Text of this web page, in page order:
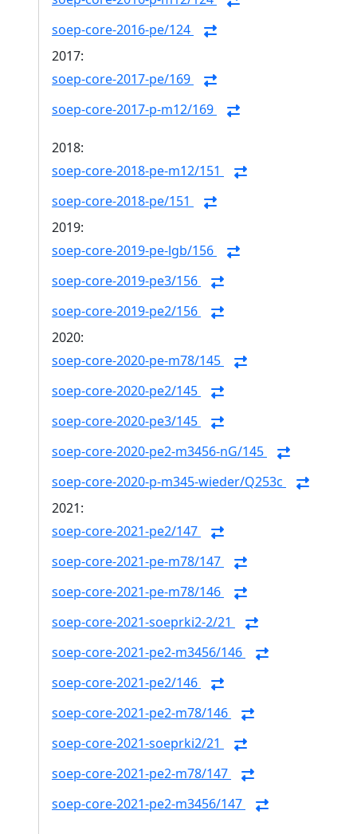
soep-core-2016-pe/124
2017:
soep-core-2017-pe/169
soep-core-2017-p-m12/169
2018:
soep-core-2018-pe-m12/151
soep-core-2018-pe/151
2019:
soep-core-2019-pe-lgb/156
soep-core-2019-pe3/156
soep-core-2019-pe2/156
2020:
soep-core-2020-pe-m78/145
soep-core-2020-pe2/145
soep-core-2020-pe3/145
soep-core-2020-pe2-m3456-nG/145
soep-core-2020-p-m345-wieder/Q253c
2021:
soep-core-2021-pe2/147
soep-core-2021-pe-m78/147
soep-core-2021-pe-m78/146
soep-core-2021-soeprki2-2/21
soep-core-2021-pe2-m3456/146
soep-core-2021-pe2/146
soep-core-2021-pe2-m78/146
soep-core-2021-soeprki2/21
soep-core-2021-pe2-m78/147
soep-core-2021-pe2-m3456/147